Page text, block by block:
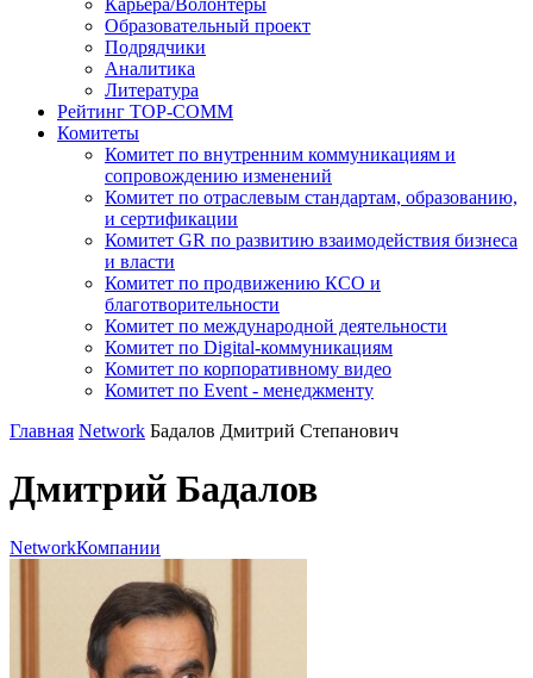
Карьера/Волонтеры
Образовательный проект
Подрядчики
Аналитика
Литература
Рейтинг TOP-COMM
Комитеты
Комитет по внутренним коммуникациям и
сопровождению изменений
Комитет по отраслевым стандартам, образованию,
и сертификации
Комитет GR по развитию взаимодействия бизнеса
и власти
Комитет по продвижению КСО и
благотворительности
Комитет по международной деятельности
Комитет по Digital-коммуникациям
Комитет по корпоративному видео
Комитет по Event - менеджменту
Главная Network Бадалов Дмитрий Степанович
Дмитрий Бадалов
NetworkКомпании